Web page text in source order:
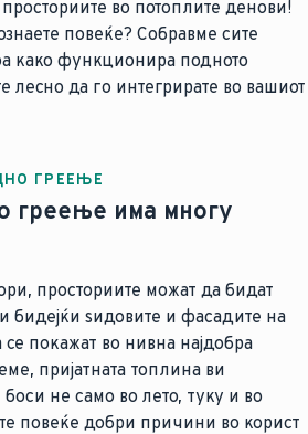
во потоплите денови!
повеќе? Собравме сите
како функционира подното
лесно да го интегрирате во вашиот
ГРЕЕЊЕ
греење има многу
просториите можат да бидат
бидејќи ѕидовите и фасадите на
покажат во нивна најдобра
пријатната топлина ви
не само во лето, туку и во
повеќе добри причини во корист